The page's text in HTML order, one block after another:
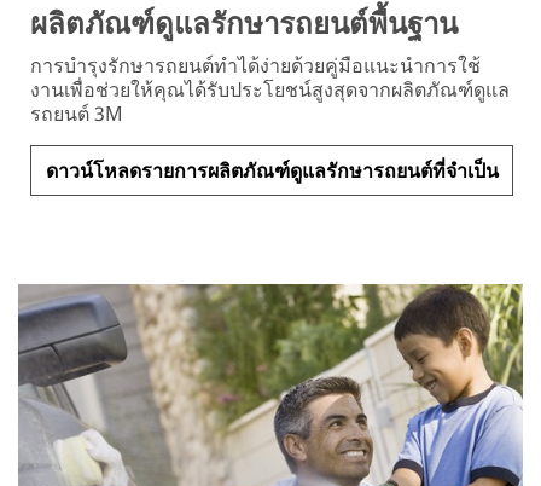
ผลิตภัณฑ์ดูแลรักษารถยนต์พื้นฐาน
การบำรุงรักษารถยนต์ทำได้ง่ายด้วยคู่มือแนะนำการใช้
งานเพื่อช่วยให้คุณได้รับประโยชน์สูงสุดจากผลิตภัณฑ์ดูแล
รถยนต์ 3M
ดาวน์โหลดรายการผลิตภัณฑ์ดูแลรักษารถยนต์ที่จำเป็น